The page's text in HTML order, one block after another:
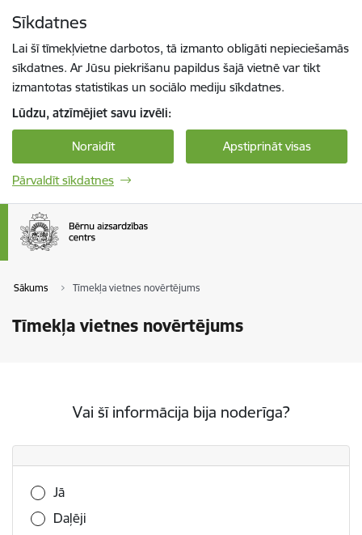
Sīkdatnes
Lai šī tīmekļvietne darbotos, tā izmanto obligāti nepieciešamās
sīkdatnes. Ar Jūsu piekrišanu papildus šajā vietnē var tikt
izmantotas statistikas un sociālo mediju sīkdatnes.
Lūdzu, atzīmējiet savu izvēli:
Noraidīt Apstiprināt visas
Pārvaldīt sīkdatnes
Sākums Tīmekļa vietnes novērtējums
Tīmekļa vietnes novērtējums
Vai šī informācija bija noderīga?
Vai šī informācija bija noderīga?
Jā
Daļēji